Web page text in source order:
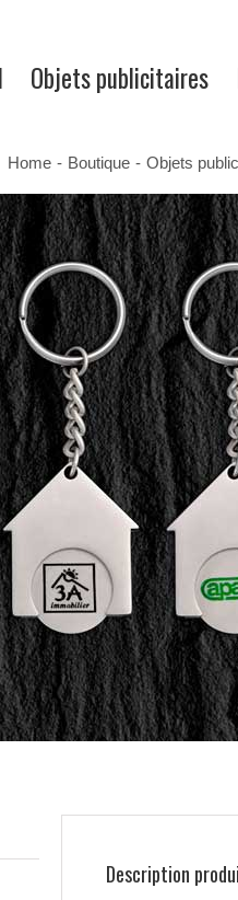
Objets publicitaires
Home - Boutique - Objets
Description